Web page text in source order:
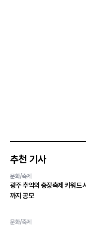
추천 기사
문화/축제
광주 추억의 충장축제 키워
까지 공모
문화/축제